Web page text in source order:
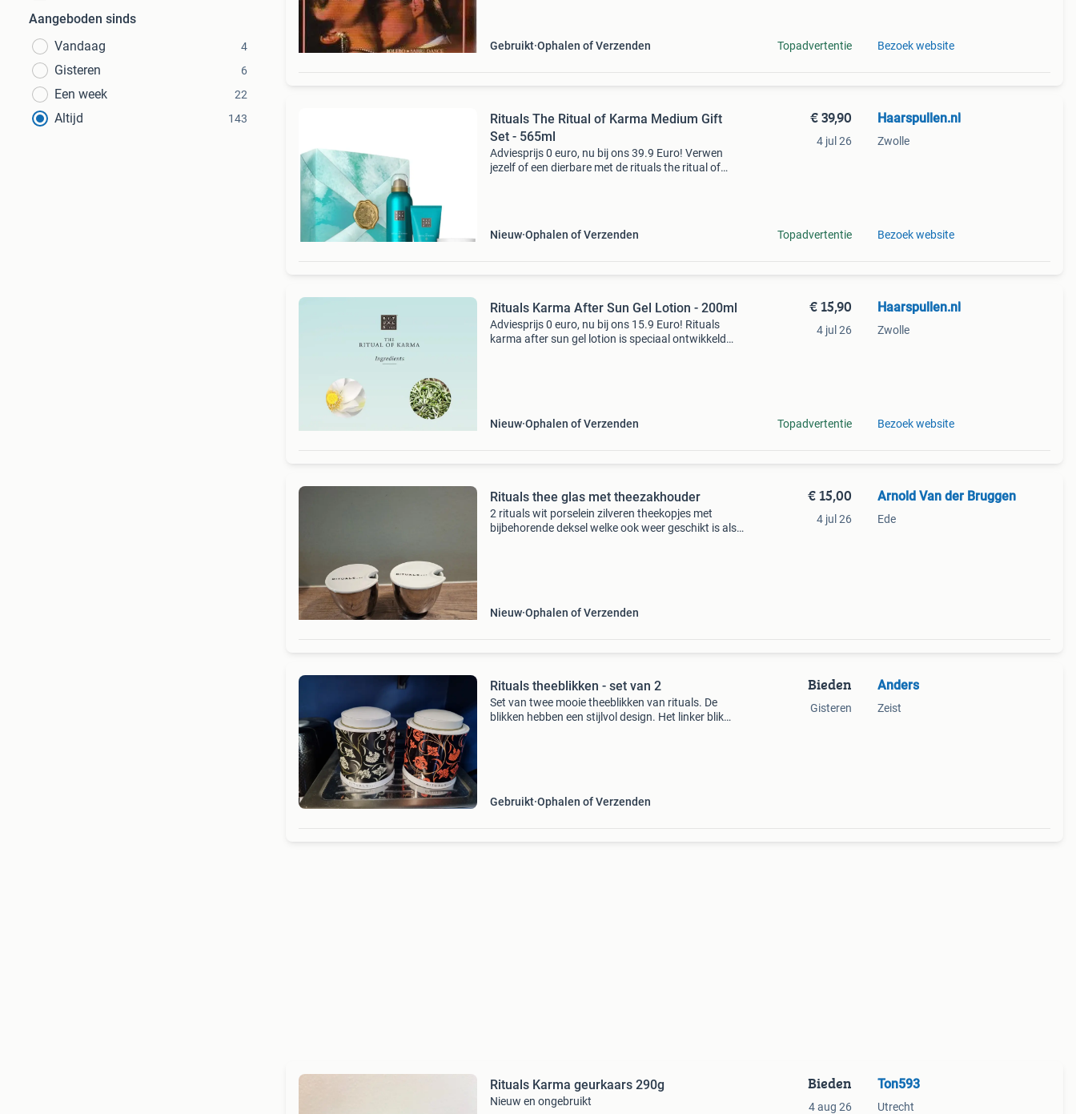
Aangeboden sinds
Vandaag
4
Gisteren 6
Een week 22
Altijd 143
Gebruikt Ophalen of Verzenden Topadvertentie Bezoek website
Rituals The Ritual of Karma Medium Gift
Set - 565ml
Adviesprijs 0 euro, nu bij ons 39.9 Euro! Verwen
jezelf of een dierbare met de rituals the ritual of
Nieuw Ophalen of Verzenden
€ 39,90
4 jul 26
Topadvertentie
Haarspullen.nl
Zwolle
Bezoek website
Rituals Karma After Sun Gel Lotion - 200ml
Adviesprijs 0 euro, nu bij ons 15.9 Euro! Rituals
karma after sun gel lotion is speciaal ontwikkeld
Nieuw Ophalen of Verzenden
€ 15,90
4 jul 26
Topadvertentie
Haarspullen.nl
Zwolle
Bezoek website
Rituals thee glas met theezakhouder
2 rituals wit porselein zilveren theekopjes met
bijbehorende deksel welke ook weer geschikt is als
Nieuw Ophalen of Verzenden
€ 15,00
4 jul 26
Arnold Van der Bruggen
Ede
Rituals theeblikken - set van 2
Set van twee mooie theeblikken van rituals. De
blikken hebben een stijlvol design. Het linker blik
Gebruikt Ophalen of Verzenden
Bieden
Gisteren
Anders
Zeist
Rituals Karma geurkaars 290g
Nieuw en ongebruikt
Bieden
4 aug 26
Ton593
Utrecht